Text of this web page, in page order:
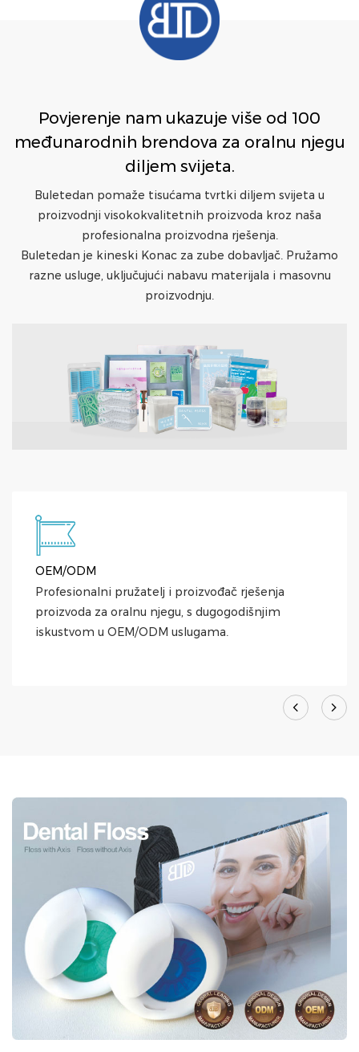
Povjerenje nam ukazuje više od 100
međunarodnih brendova za oralnu njegu
diljem svijeta.
Buletedan pomaže tisućama tvrtki diljem svijeta u
proizvodnji visokokvalitetnih proizvoda kroz naša
profesionalna proizvodna rješenja.
Buletedan je kineski Konac za zube dobavljač. Pružamo
razne usluge, uključujući nabavu materijala i masovnu
proizvodnju.
OEM/ODM
Profesionalni pružatelj i proizvođač rješenja
proizvoda za oralnu njegu, s dugogodišnjim
iskustvom u OEM/ODM uslugama.